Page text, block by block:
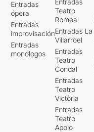
Entradas
ópera
Entradas
improvisación
Entradas
monólogos
Teatro
Romea
Entradas La
Villarroel
Entradas
Teatro
Condal
Entradas
Teatro
Victòria
Entradas
Teatro
Apolo